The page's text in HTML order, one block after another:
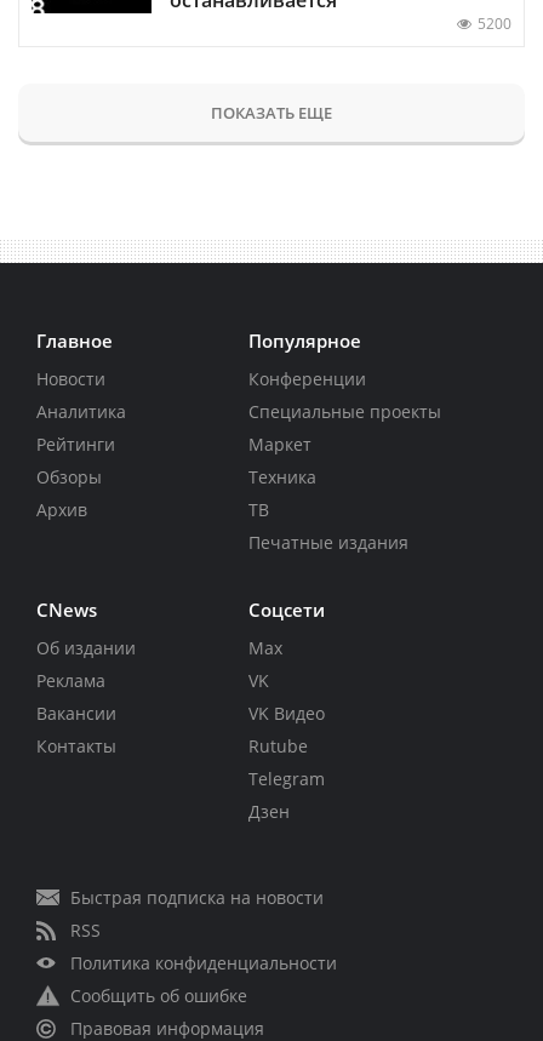
5200
ПОКАЗАТЬ ЕЩЕ
Главное
Новости
Аналитика
Рейтинги
Обзоры
Архив
Популярное
Конференции
Специальные проекты
Маркет
Техника
ТВ
Печатные издания
CNews
Об издании
Реклама
Вакансии
Контакты
Соцсети
Max
VK
VK Видео
Rutube
Telegram
Дзен
Быстрая подписка на новости
RSS
Политика конфиденциальности
Сообщить об ошибке
Правовая информация